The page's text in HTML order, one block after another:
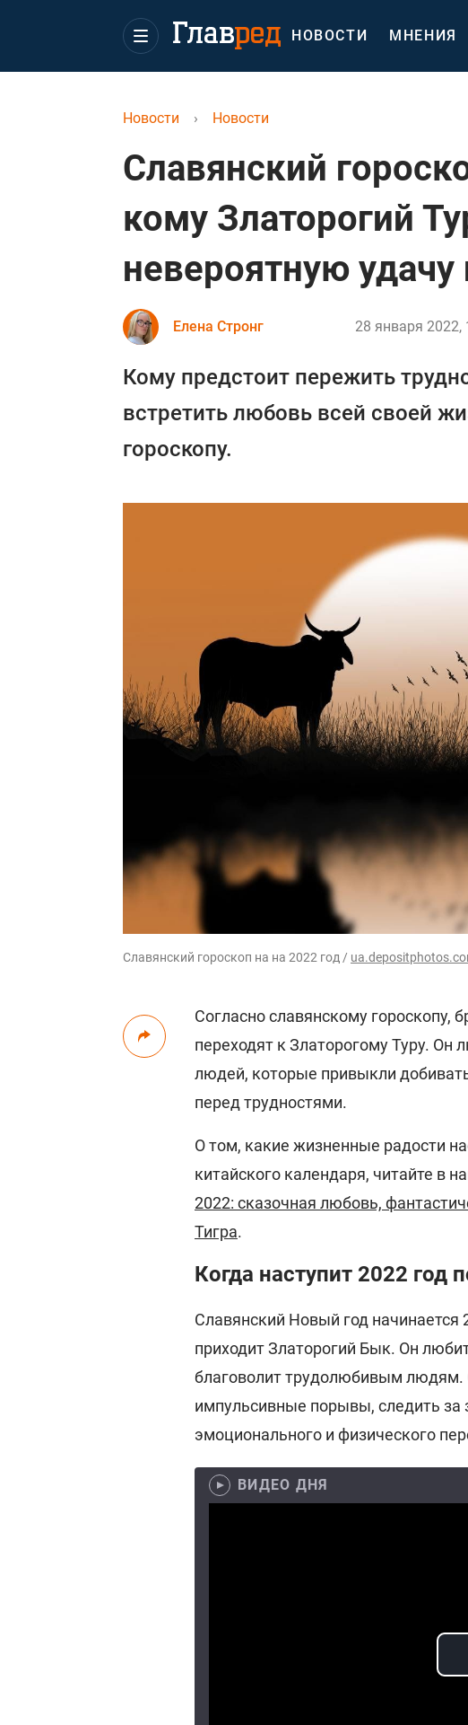
НОВОСТИ МНЕНИЯ
Новости › Новости
Славянский
кому Златорогий
невероятную удачу
Елена Стронг 28 января 2022,
Кому предстоит пережить
встретить любовь всей своей
гороскопу.
Славянский гороскоп на на 2022 год /
Согласно славянскому гороскопу,
переходят к Златорогому Туру.
людей, которые привыкли
перед трудностями.
О том, какие жизненные радости
китайского календаря, читайте в
2022: сказочная любовь,
Тигра.
Когда наступит 2022 год
Славянский Новый год
приходит Златорогий Бык. Он
благоволит трудолюбивым людям.
импульсивные порывы, следить за
эмоционального и физического
ВИДЕО ДНЯ